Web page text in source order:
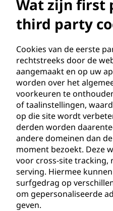
Wat zijn first
third party
Cookies van de eerste
rechtstreeks door de
aangemaakt en op uw
worden over het
voorkeuren te
of taalinstellingen,
op die site wordt
derden worden
andere domeinen dan
moment bezoekt. Deze
voor cross-site tracking,
serving. Hiermee
surfgedrag op
om gepersonaliseerde
geven.